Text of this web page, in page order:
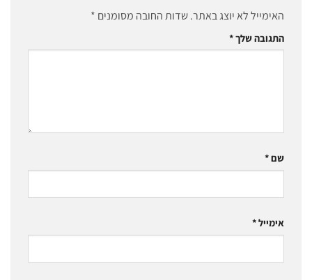
האימייל לא יוצג באתר.שדות החובה מסומנים *
התגובה שלך*
שם*
אימייל*